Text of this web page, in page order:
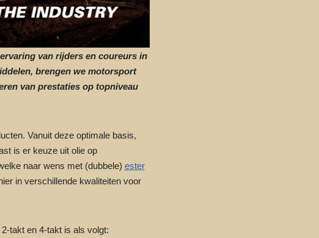
van rijders en coureurs in
brengen we motorsport
van prestaties op topniveau
Vanuit deze optimale basis,
is er keuze uit olie op
naar wens met (dubbele) ester
in verschillende kwaliteiten voor
takt en 4-takt is als volgt: